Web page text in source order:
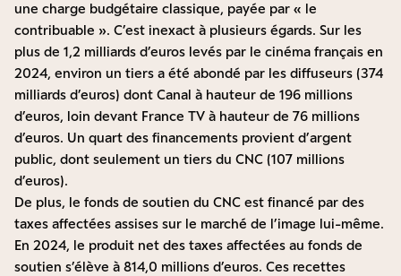
une charge budgétaire classique, payée par « le
contribuable ». C’est inexact à plusieurs égards. Sur les
plus de 1,2 milliards d’euros levés par le cinéma français en
2024, environ un tiers a été abondé par les diffuseurs (374
milliards d’euros) dont Canal à hauteur de 196 millions
d’euros, loin devant France TV à hauteur de 76 millions
d’euros. Un quart des financements provient d’argent
public, dont seulement un tiers du CNC (107 millions
d’euros).
De plus, le fonds de soutien du CNC est financé par des
taxes affectées assises sur le marché de l’image lui-même.
En 2024, le produit net des taxes affectées au fonds de
soutien s’élève à 814,0 millions d’euros. Ces recettes